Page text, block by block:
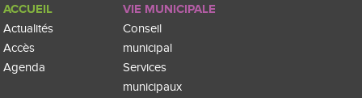
ACCUEIL
Actualités
Accès
Agenda
VIE MUNICIPALE
Conseil
municipal
Services
municipaux